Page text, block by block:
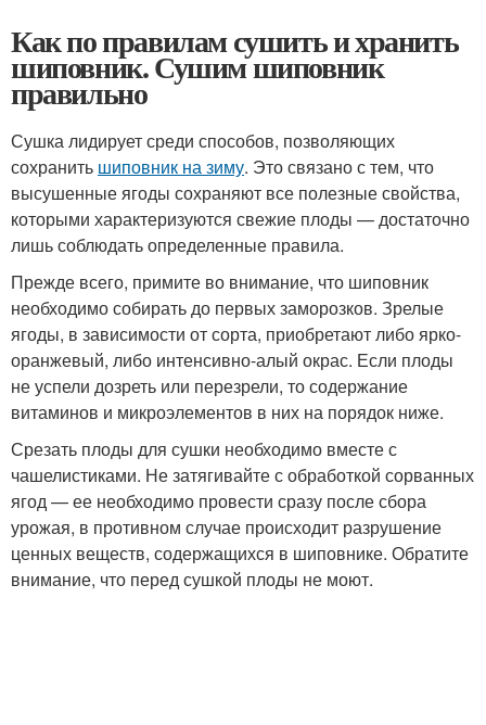
Как по правилам сушить и хранить
шиповник. Сушим шиповник
правильно
Сушка лидирует среди способов, позволяющих
сохранить шиповник на зиму. Это связано с тем, что
высушенные ягоды сохраняют все полезные свойства,
которыми характеризуются свежие плоды — достаточно
лишь соблюдать определенные правила.
Прежде всего, примите во внимание, что шиповник
необходимо собирать до первых заморозков. Зрелые
ягоды, в зависимости от сорта, приобретают либо ярко-
оранжевый, либо интенсивно-алый окрас. Если плоды
не успели дозреть или перезрели, то содержание
витаминов и микроэлементов в них на порядок ниже.
Срезать плоды для сушки необходимо вместе с
чашелистиками. Не затягивайте с обработкой сорванных
ягод — ее необходимо провести сразу после сбора
урожая, в противном случае происходит разрушение
ценных веществ, содержащихся в шиповнике. Обратите
внимание, что перед сушкой плоды не моют.